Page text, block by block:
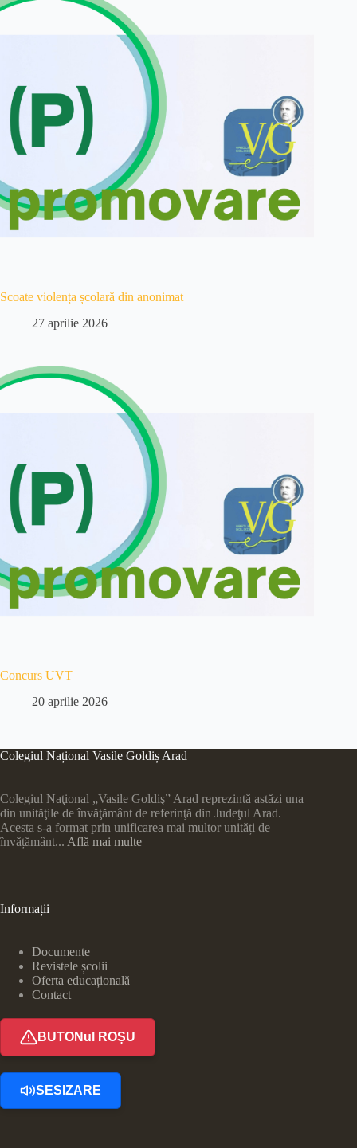
Scoate violența școlară din anonimat
27 aprilie 2026
Concurs UVT
20 aprilie 2026
Colegiul Național Vasile Goldiș Arad
Colegiul Naţional „Vasile Goldiş” Arad reprezintă astăzi una
din unităţile de învăţământ de referinţă din Judeţul Arad.
Acesta s-a format prin unificarea mai multor unități de
învățământ... Află mai multe
Informații
Documente
Revistele școlii
Oferta educațională
Contact
BUTONul ROȘU
SESIZARE